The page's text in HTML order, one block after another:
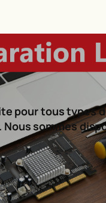
pour tous types
sommes